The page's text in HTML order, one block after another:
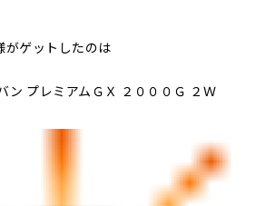
がゲットしたのは
ン プレミアムＧＸ ２０００Ｇ ２Ｗ